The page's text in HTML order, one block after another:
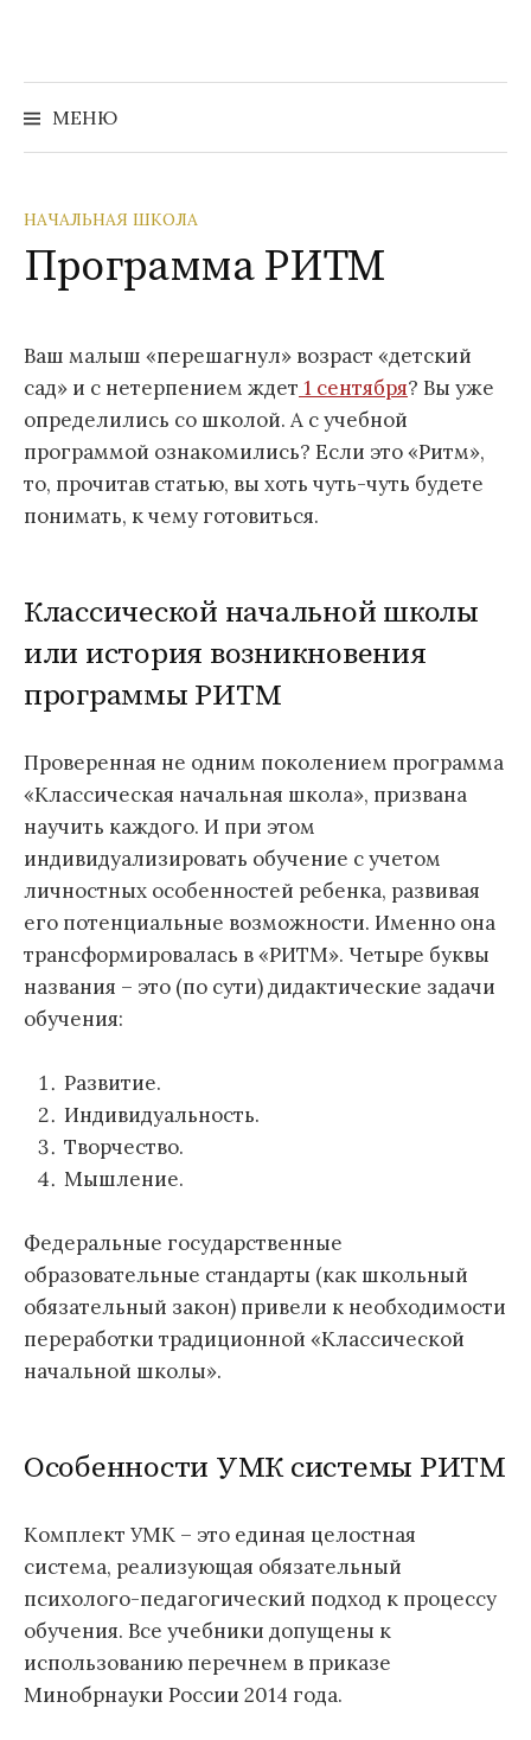
содержимому
МЕНЮ
Найти:
НАЧАЛЬНАЯ ШКОЛА
Программа РИТМ
Ваш малыш «перешагнул» возраст «детский
сад» и с нетерпением ждет 1 сентября? Вы уже
определились со школой. А с учебной
программой ознакомились? Если это «Ритм»,
то, прочитав статью, вы хоть чуть-чуть будете
понимать, к чему готовиться.
Классической начальной школы
или история возникновения
программы РИТМ
Проверенная не одним поколением программа
«Классическая начальная школа», призвана
научить каждого. И при этом
индивидуализировать обучение с учетом
личностных особенностей ребенка, развивая
его потенциальные возможности. Именно она
трансформировалась в «РИТМ». Четыре буквы
названия – это (по сути) дидактические задачи
обучения:
Развитие.
Индивидуальность.
Творчество.
Мышление.
Федеральные государственные
образовательные стандарты (как школьный
обязательный закон) привели к необходимости
переработки традиционной «Классической
начальной школы».
Особенности УМК системы РИТМ
Комплект УМК – это единая целостная
система, реализующая обязательный
психолого-педагогический подход к процессу
обучения. Все учебники допущены к
использованию перечнем в приказе
Минобрнауки России 2014 года.